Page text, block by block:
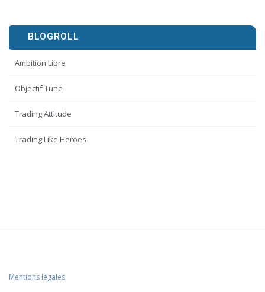
BLOGROLL
Ambition Libre
Objectif Tune
Trading Attitude
Trading Like Heroes
Mentions légales